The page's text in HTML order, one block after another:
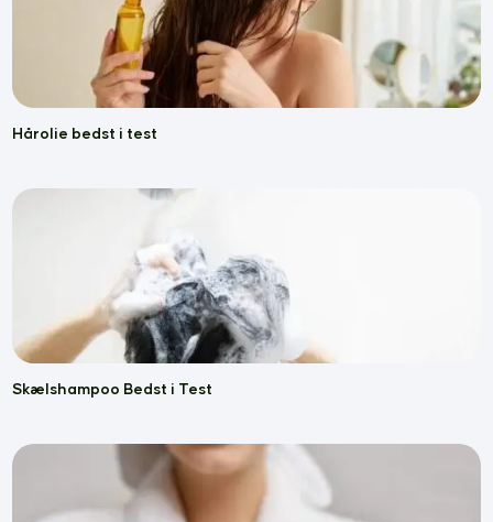
Hårolie bedst i test
Skælshampoo Bedst i Test